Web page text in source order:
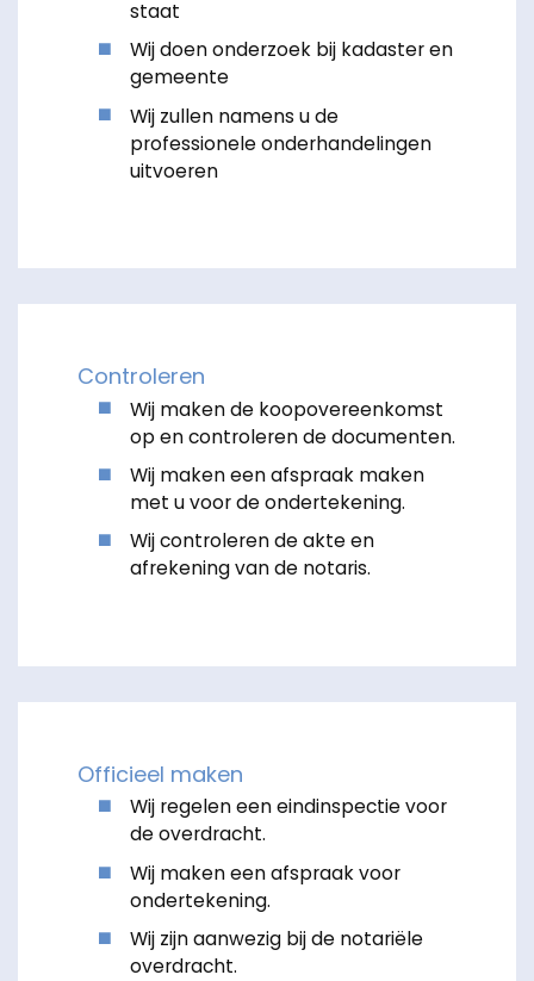
staat
Wij doen onderzoek bij kadaster en
gemeente
Wij zullen namens u de
professionele onderhandelingen
uitvoeren
Controleren
Wij maken de koopovereenkomst
op en controleren de documenten.
Wij maken een afspraak maken
met u voor de ondertekening.
Wij controleren de akte en
afrekening van de notaris.
Officieel maken
Wij regelen een eindinspectie voor
de overdracht.
Wij maken een afspraak voor
ondertekening.
Wij zijn aanwezig bij de notariële
overdracht.